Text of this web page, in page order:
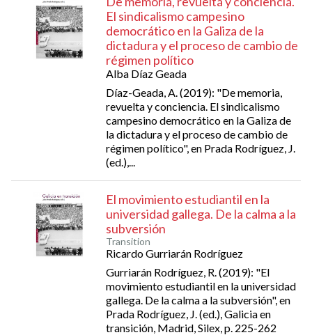
El sindicalismo campesino
democrático en la Galiza de la
dictadura y el proceso de cambio de
régimen político
Alba Díaz Geada
Díaz-Geada, A. (2019): "De memoria,
revuelta y conciencia. El sindicalismo
campesino democrático en la Galiza de
la dictadura y el proceso de cambio de
régimen político", en Prada Rodríguez, J.
(ed.),...
El movimiento estudiantil en la
universidad gallega. De la calma a la
subversión
Transition
Ricardo Gurriarán Rodríguez
Gurriarán Rodríguez, R. (2019): "El
movimiento estudiantil en la universidad
gallega. De la calma a la subversión", en
Prada Rodríguez, J. (ed.), Galicia en
transición, Madrid, Silex, p. 225-262